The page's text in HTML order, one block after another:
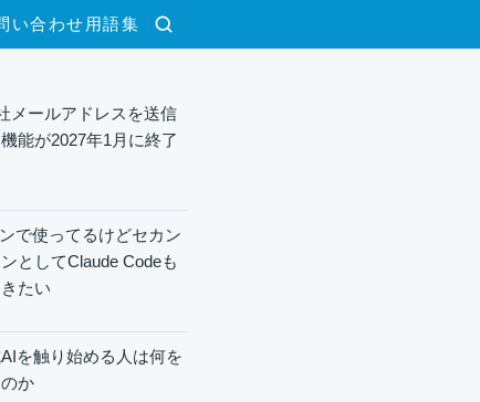
検索
い合わせ 用語集
メールアドレスを送信
能が2027年1月に終了
で使ってるけどセカン
としてClaude Codeも
たい
を触り始める人は何を
か